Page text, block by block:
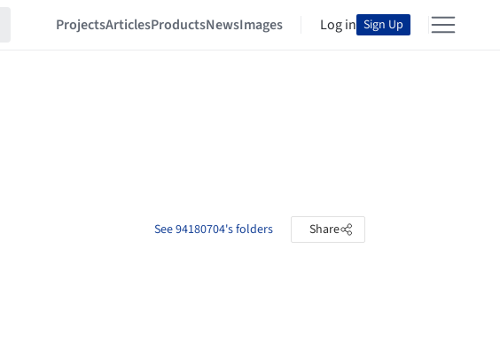
ProjectsArticlesProductsNewsImages Log in Sign Up
See 94180704's folders Share